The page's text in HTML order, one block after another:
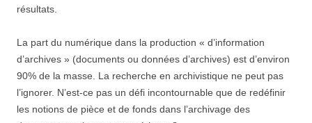
résultats.
La part du numérique dans la production « d’information
d’archives » (documents ou données d’archives) est d’environ
90% de la masse. La recherche en archivistique ne peut pas
l’ignorer. N’est-ce pas un défi incontournable que de redéfinir
les notions de pièce et de fonds dans l’archivage des